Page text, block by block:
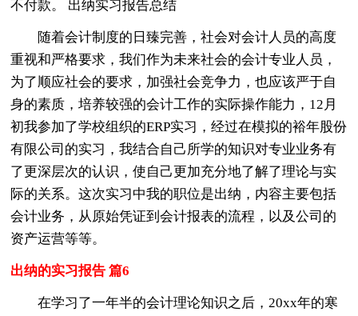
不付款。 出纳实习报告总结
随着会计制度的日臻完善，社会对会计人员的高度
重视和严格要求，我们作为未来社会的会计专业人员，
为了顺应社会的要求，加强社会竞争力，也应该严于自
身的素质，培养较强的会计工作的实际操作能力，12月
初我参加了学校组织的ERP实习，经过在模拟的裕年股份
有限公司的实习，我结合自己所学的知识对专业业务有
了更深层次的认识，使自己更加充分地了解了理论与实
际的关系。这次实习中我的职位是出纳，内容主要包括
会计业务，从原始凭证到会计报表的流程，以及公司的
资产运营等等。
出纳的实习报告 篇6
在学习了一年半的会计理论知识之后，20xx年的寒